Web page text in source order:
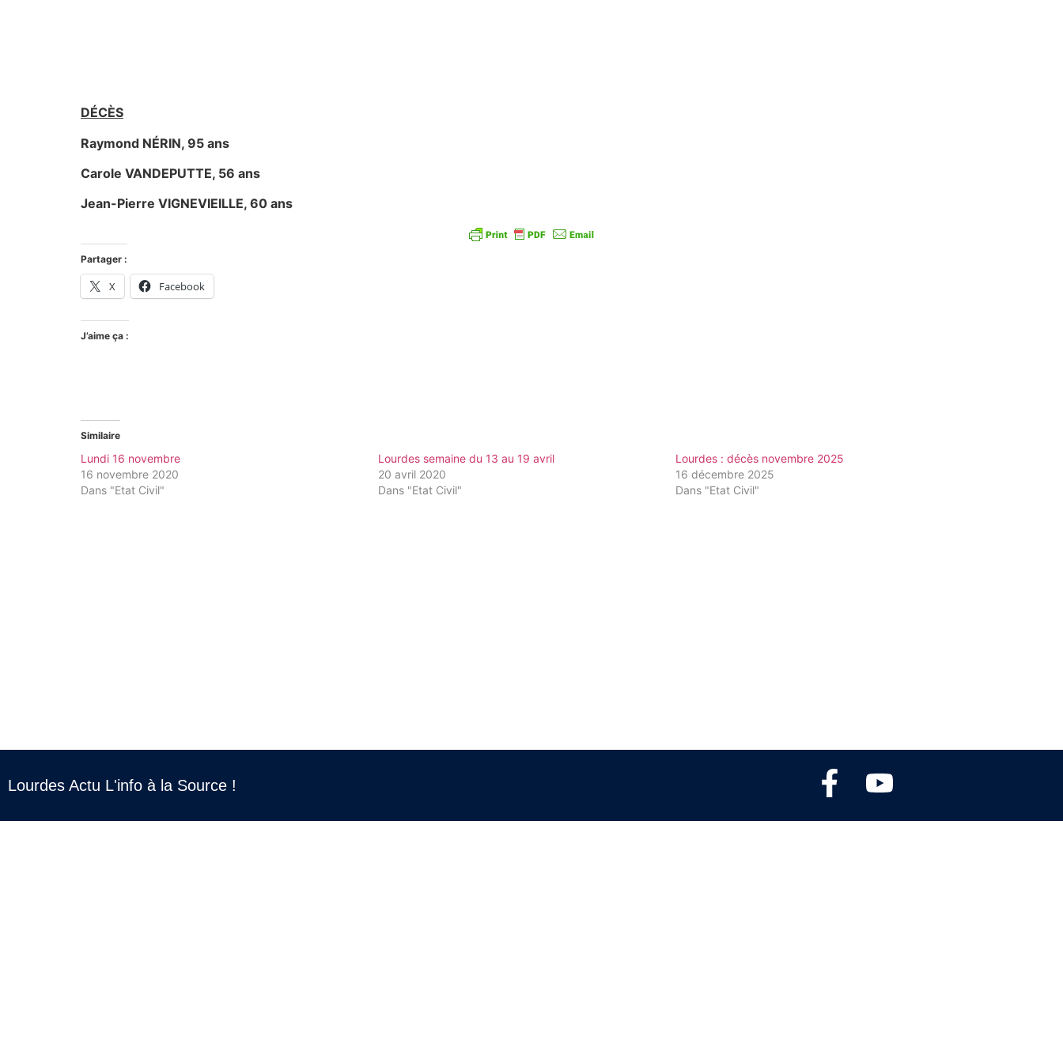
DÉCÈS
Raymond NÉRIN, 95 ans
Carole VANDEPUTTE, 56 ans
Jean-Pierre VIGNEVIEILLE, 60 ans
Partager :
X Facebook
J’aime ça :
Similaire
Lundi 16 novembre
16 novembre 2020
Dans "Etat Civil"
Lourdes semaine du 13 au 19 avril
20 avril 2020
Dans "Etat Civil"
Lourdes : décès novembre 2025
16 décembre 2025
Dans "Etat Civil"
Lourdes Actu L'info à la Source !